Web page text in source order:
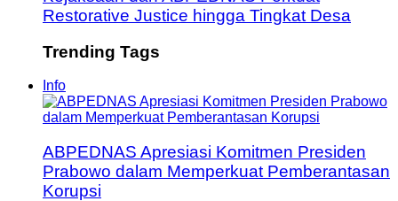
Restorative Justice hingga Tingkat Desa
Trending Tags
Info
ABPEDNAS Apresiasi Komitmen Presiden
Prabowo dalam Memperkuat Pemberantasan
Korupsi